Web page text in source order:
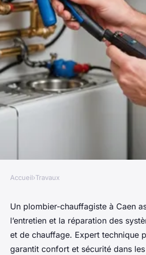
Plombier-
en chauffage et
caen
Accueil›Travaux
Un plombier-chauffagiste à Caen
l’entretien et la réparation des
et de chauffage. Expert technique
garantit confort et sécurité dans